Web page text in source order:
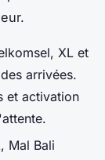
XL et
arrivées.
et activation
Mal Bali